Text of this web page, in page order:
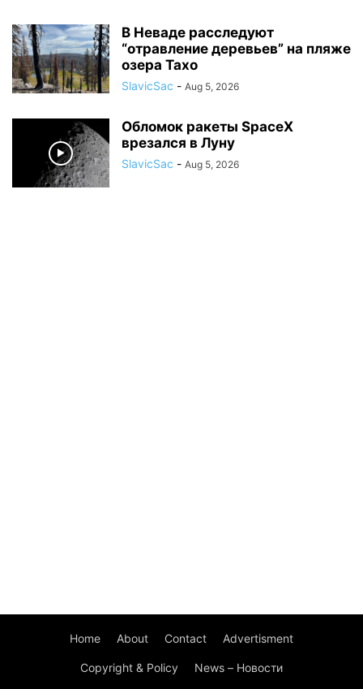
В Неваде расследуют
“отравление деревьев” на пляже
озера Тахо
SlavicSac - Aug 5, 2026
Обломок ракеты SpaceX
врезался в Луну
SlavicSac - Aug 5, 2026
Home About Contact Advertisment
Copyright & Policy News – Новости